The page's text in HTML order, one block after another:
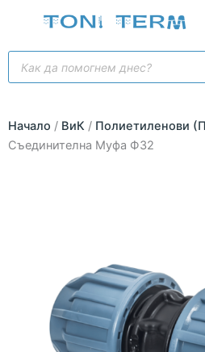
content
Products
search
Начало / ВиК / Полиетиленови
Съединителна Муфа Ф32